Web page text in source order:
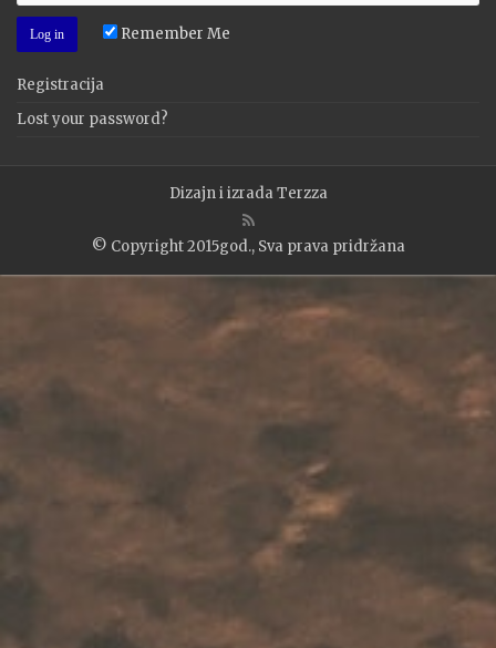
Remember Me
Registracija
Lost your password?
Dizajn i izradaTerzza
© Copyright 2015god., Sva prava pridržana